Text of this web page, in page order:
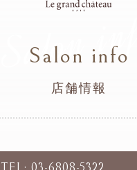
Salon info
Salon info
店舗情報